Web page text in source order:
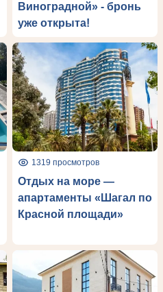
Виноградной» - бронь
уже открыта!
1319 просмотров
Отдых на море —
апартаменты «Шагал по
Красной площади»